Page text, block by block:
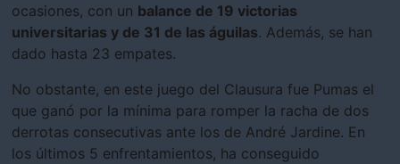
ocasiones, con un balance de 19 victorias
universitarias y de 31 de las águilas. Además, se han
dado hasta 23 empates.
No obstante, en este juego del Clausura fue Pumas el
que ganó por la mínima para romper la racha de dos
derrotas consecutivas ante los de André Jardine. En
los últimos 5 enfrentamientos, ha conseguido